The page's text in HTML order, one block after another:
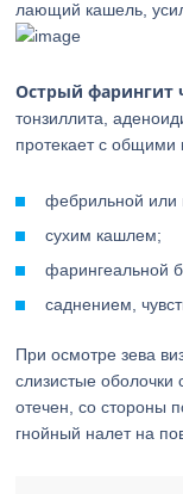
лающий кашель,
Острый фарингит
тонзиллита,
протекает с общими
фебрильной или
сухим кашлем;
фарингеальной
саднением,
При осмотре зева
слизистые
отечен, со стороны
гнойный налет на